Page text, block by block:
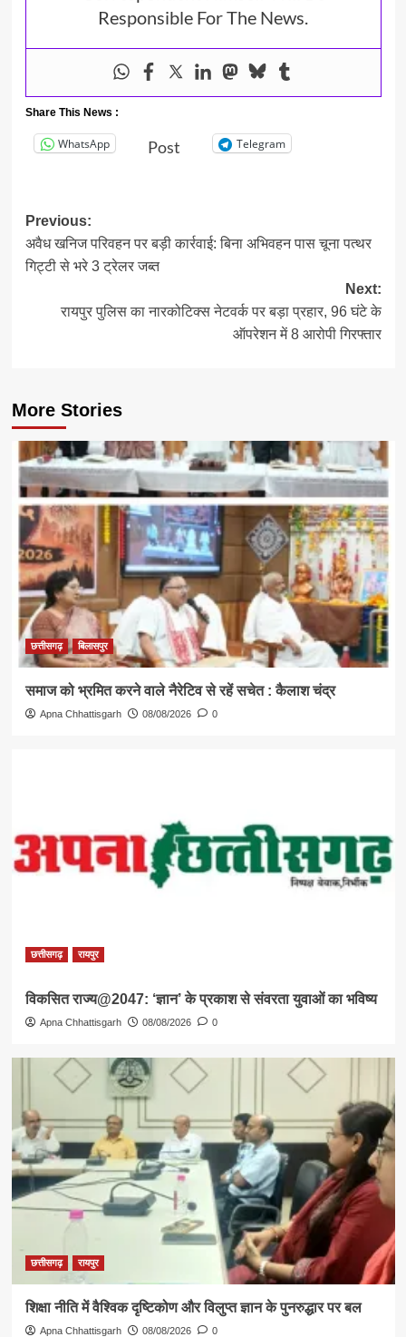
Responsible For The News.
Share This News :
WhatsApp Post Telegram
Post
navigation
Previous:
अवैध खनिज परिवहन पर बड़ी कार्रवाई: बिना अभिवहन पास चूना पत्थर
गिट्टी से भरे 3 ट्रेलर जब्त
Next:
रायपुर पुलिस का नारकोटिक्स नेटवर्क पर बड़ा प्रहार, 96 घंटे के
ऑपरेशन में 8 आरोपी गिरफ्तार
More Stories
छत्तीसगढ़ बिलासपुर
समाज को भ्रमित करने वाले नैरेटिव से रहें सचेत : कैलाश चंद्र
Apna Chhattisgarh 08/08/2026 0
छत्तीसगढ़ रायपुर
विकसित राज्य@2047: ‘ज्ञान’ के प्रकाश से संवरता युवाओं का भविष्य
Apna Chhattisgarh 08/08/2026 0
छत्तीसगढ़ रायपुर
शिक्षा नीति में वैश्विक दृष्टिकोण और विलुप्त ज्ञान के पुनरुद्धार पर बल
Apna Chhattisgarh 08/08/2026 0